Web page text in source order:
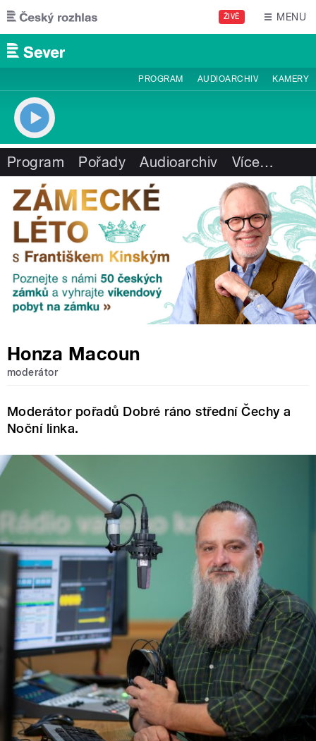
Přejít k hlavnímu obsahu
ŽIVĚ MENU
PROGRAM AUDIOARCHIV KAMERY
Program Pořady Audioarchiv Více…
Honza Macoun
moderátor
Moderátor pořadů Dobré ráno střední Čechy a
Noční linka.